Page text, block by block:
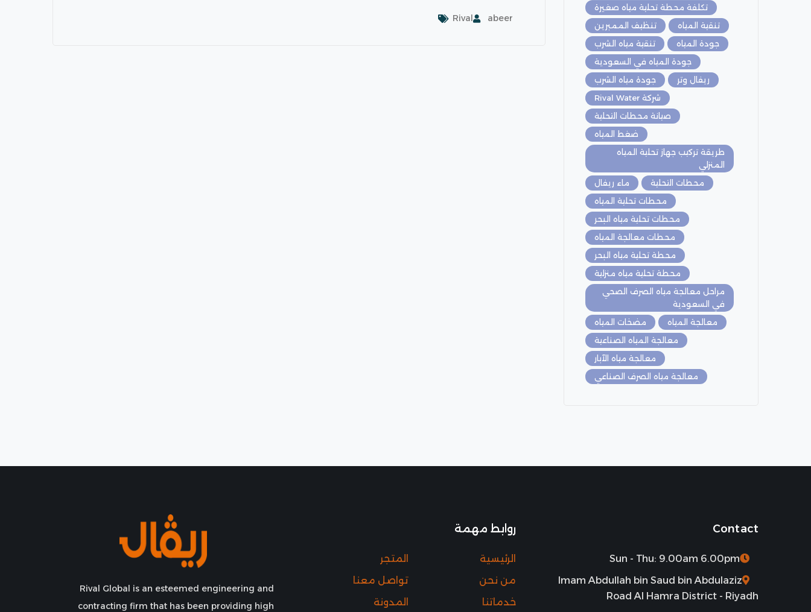
abeer
Rival
تكلفة محطة تحلية مياه صغيرة
تنظيف الممبرين
تنقية المياه
تنقية مياه الشرب
جودة المياه
جودة المياه في السعودية
جودة مياه الشرب
ريفال وتر
شركة Rival Water
صيانة محطات التحلية
ضغط المياه
طريقة تركيب جهاز تحلية المياه
المنزلي
ماء ريفال
محطات التحلية
محطات تحلية المياه
محطات تحلية مياه البحر
محطات معالجة المياه
محطة تحلية مياه البحر
محطة تحلية مياه منزلية
مراحل معالجة مياه الصرف الصحي
في السعودية
مضخات المياه
معالجة المياه
معالجة المياه الصناعية
معالجة مياه الآبار
معالجة مياه الصرف الصناعي
Rival Global is an esteemed engineering and
contracting firm that has been providing high
روابط مهمة
المتجر
الرئيسية
تواصل معنا
من نحن
المدونة
خدماتنا
Contact
Sun - Thu: 9.00am 6.00pm
Imam Abdullah bin Saud bin Abdulaziz
Road Al Hamra District - Riyadh